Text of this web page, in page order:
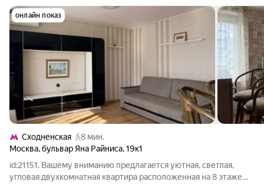
онлайн показ
Сходненская
8 мин.
Москва,бульвар Яна Райниса,19к1
id:21151. Вашему вниманию предлагается уютная, светлая,
угловая двухкомнатная квартира расположенная на 8 этаже